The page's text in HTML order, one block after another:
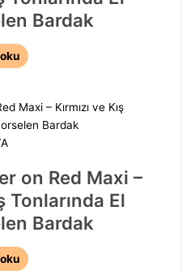
Bardak
on Red Maxi –
Tonlarında El
Bardak